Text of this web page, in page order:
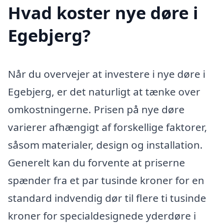
Hvad koster nye døre i
Egebjerg?
Når du overvejer at investere i nye døre i
Egebjerg, er det naturligt at tænke over
omkostningerne. Prisen på nye døre
varierer afhængigt af forskellige faktorer,
såsom materialer, design og installation.
Generelt kan du forvente at priserne
spænder fra et par tusinde kroner for en
standard indvendig dør til flere ti tusinde
kroner for specialdesignede yderdøre i